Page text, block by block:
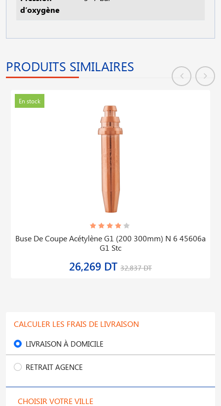
d’oxygène
PRODUITS SIMILAIRES
En stock
Buse De Coupe Acétylène G1 (200 300mm) N 6 45606a
G1 Stc
26,269 DT 32,837 DT
CALCULER LES FRAIS DE LIVRAISON
LIVRAISON À DOMICILE
RETRAIT AGENCE
CHOISIR VOTRE VILLE